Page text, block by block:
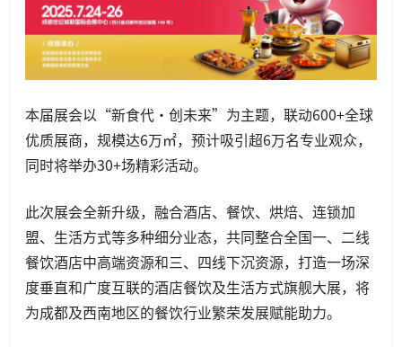
本届展会以“新食代·创未来”为主题，联动600+全球
优质展商，规模达6万㎡，预计吸引超6万名专业观众，
同时将举办30+场精彩活动。
此次展会全新升级，融合酒店、餐饮、烘焙、连锁加
盟、生活方式等多种细分业态，共同整合全国一、二线
餐饮酒店中高端资源和三、四线下沉资源，打造一场深
度垂直和广度互联的酒店餐饮及生活方式旗舰大展，将
为成都及西南地区的餐饮行业繁荣发展赋能助力。